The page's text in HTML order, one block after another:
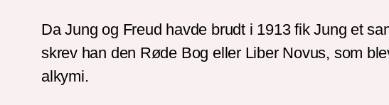
Da Jung og Freud havde brudt i 1913 fik Jung et
skrev han den Røde Bog eller Liber Novus, som
alkymi.